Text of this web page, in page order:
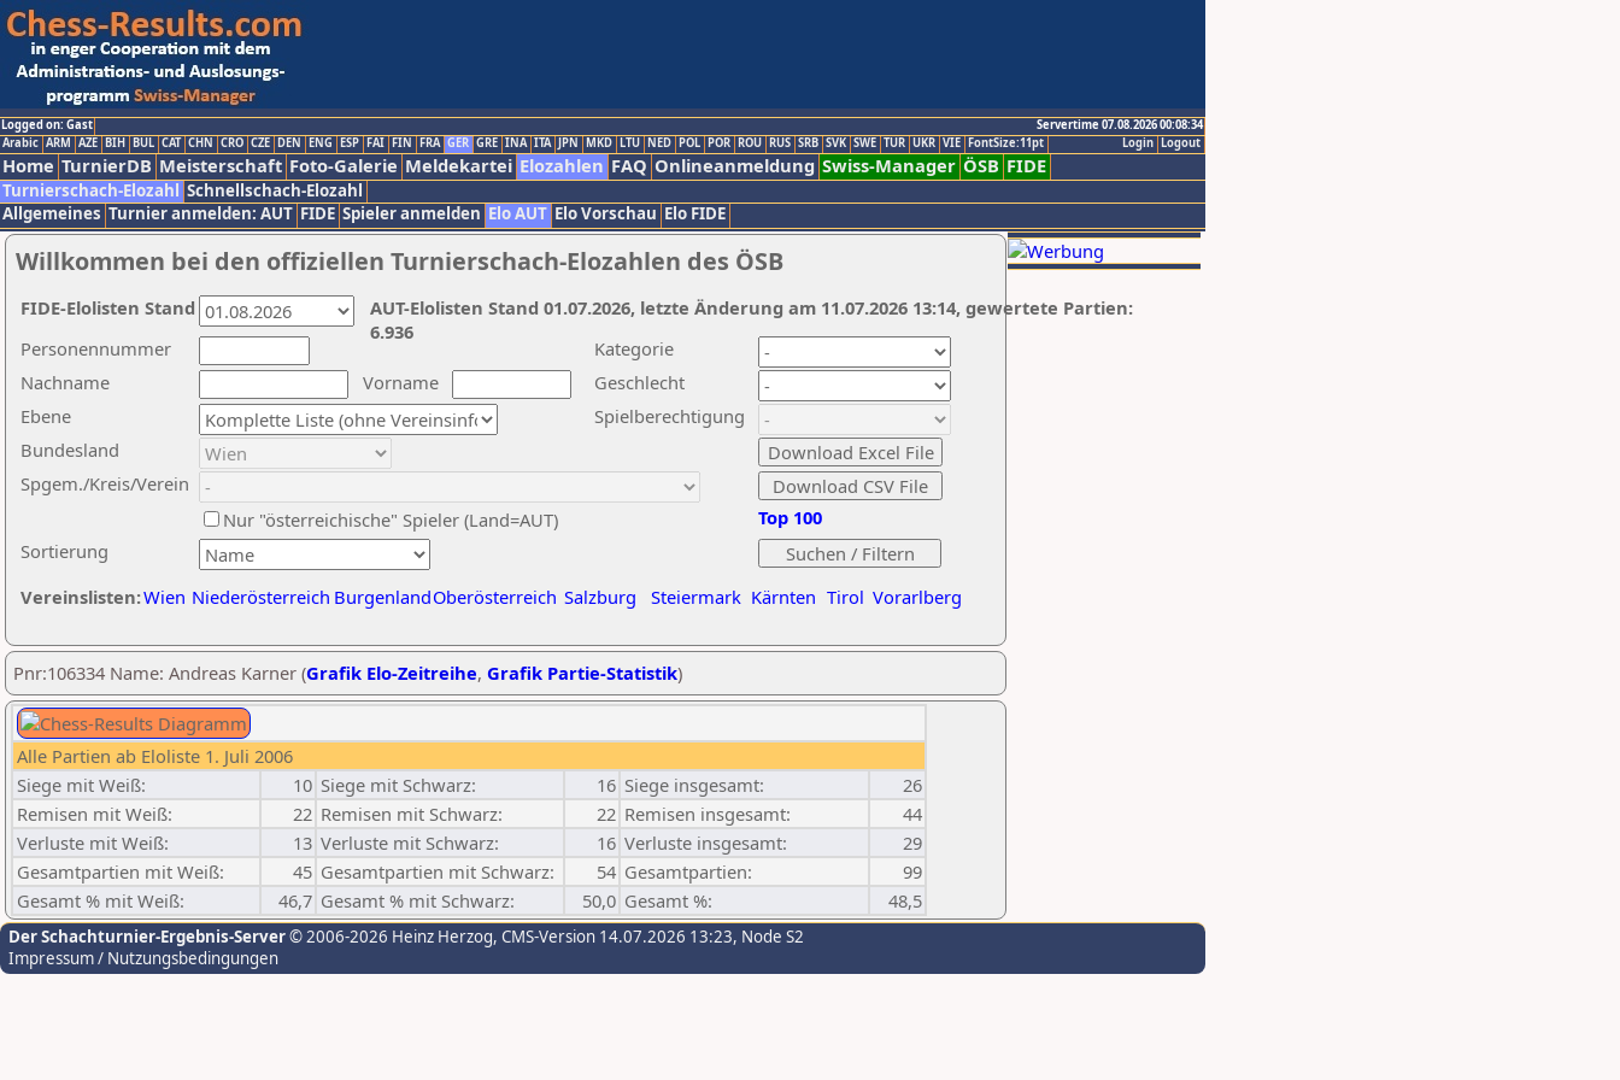
Logged on: Gast
Servertime 07.08.2026 00:08:34
Logout
Login
Arabic ARM AZE BIH BUL CAT CHN CRO CZE DEN ENG ESP FAI FIN FRA GER GRE INA ITA JPN MKD LTU NED POL POR ROU RUS SRB SVK SWE TUR UKR VIE FontSize:11pt
Home TurnierDB Meisterschaft Foto-Galerie Meldekartei Elozahlen FAQ Onlineanmeldung Swiss-Manager ÖSB FIDE
Turnierschach-Elozahl Schnellschach-Elozahl
Allgemeines Turnier anmelden: AUT FIDE Spieler anmelden Elo AUT Elo Vorschau Elo FIDE
Willkommen bei den offiziellen Turnierschach-Elozahlen des ÖSB
Nachname
Vorname
Ebene
Kategorie
Sortierung
Personennummer
Bundesland
Spgem./Kreis/Verein
Geschlecht
Nur "österreichische" Spieler (Land=AUT)
Spielberechtigung
Vereinslisten:Wien Niederösterreich BurgenlandOberösterreich Salzburg Steiermark Kärnten Tirol Vorarlberg
Top 100
AUT-Elolisten Stand 01.07.2026, letzte Änderung am 11.07.2026 13:14, gewertete Partien:
6.936
FIDE-Elolisten Stand
Pnr:106334 Name: Andreas Karner (Grafik Elo-Zeitreihe, Grafik Partie-Statistik)
Alle Partien ab Eloliste 1. Juli 2006
Siege mit Weiß:
10 Siege mit Schwarz: 16 Siege insgesamt:
26
Remisen mit Weiß:
22 Remisen mit Schwarz: 22 Remisen insgesamt:
44
Verluste mit Weiß:
13 Verluste mit Schwarz: 16 Verluste insgesamt:
29
Gesamtpartien mit Weiß:
45 Gesamtpartien mit Schwarz: 54 Gesamtpartien:
99
Gesamt % mit Weiß:
46,7 Gesamt % mit Schwarz: 50,0 Gesamt %: 48,5
Der Schachturnier-Ergebnis-Server© 2006-2026 Heinz Herzog, CMS-Version 14.07.2026 13:23, Node S2
Impressum / Nutzungsbedingungen